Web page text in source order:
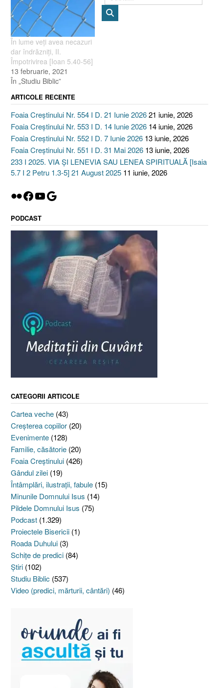
În lume veţi avea necazuri
dar îndrăzniţi, II.
Împotrivirea [Ioan 5.40-56]
13 februarie, 2021
În „Studiu Biblic”
ARTICOLE RECENTE
Foaia Creștinului Nr. 554 I D. 21 Iunie 202621 iunie, 2026
Foaia Creștinului Nr. 553 I D. 14 Iunie 2026 14 iunie, 2026
Foaia Creștinului Nr. 552 I D. 7 Iunie 2026 13 iunie, 2026
Foaia Creștinului Nr. 551 I D. 31 Mai 2026 13 iunie, 2026
233 I 2025. VIA ȘI LENEVIA SAU LENEA SPIRITUALĂ [Isaia
5.7 I 2 Petru 1.3-5] 21 August 2025 11 iunie, 2026
Flickr
Facebook
YouTube
Google
PODCAST
CATEGORII ARTICOLE
Cartea veche (43)
Creşterea copiilor (20)
Evenimente (128)
Familie, căsătorie (20)
Foaia Creştinului (426)
Gândul zilei (19)
Întâmplări, ilustraţii, fabule (15)
Minunile Domnului Isus (14)
Pildele Domnului Isus (75)
Podcast (1.329)
Proiectele Bisericii (1)
Roada Duhului (3)
Schiţe de predici (84)
Ştiri (102)
Studiu Biblic (537)
Video (predici, mărturii, cântări) (46)